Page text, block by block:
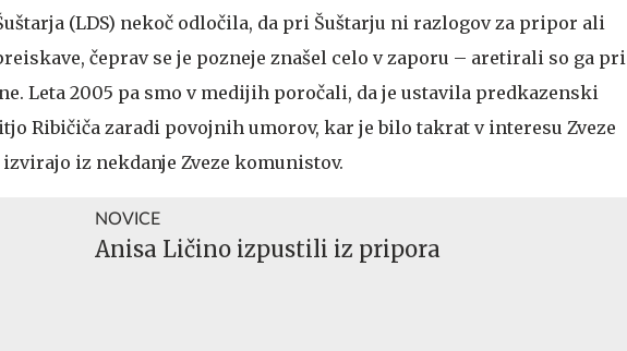
(LDS) nekoč odločila, da pri Šuštarju ni razlogov za pripor ali
čeprav se je pozneje znašel celo v zaporu – aretirali so ga pri
Leta 2005 pa smo v medijih poročali, da je ustavila predkazenski
Ribičiča zaradi povojnih umorov, kar je bilo takrat v interesu Zveze
iz nekdanje Zveze komunistov.
NOVICE
Anisa Ličino izpustili iz pripora